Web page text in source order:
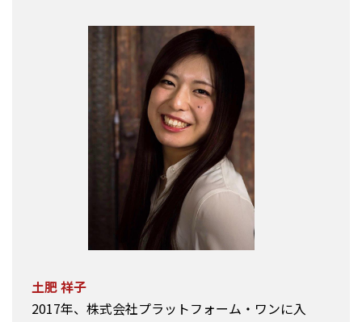
土肥 祥子
2017年、株式会社プラットフォーム・ワンに入